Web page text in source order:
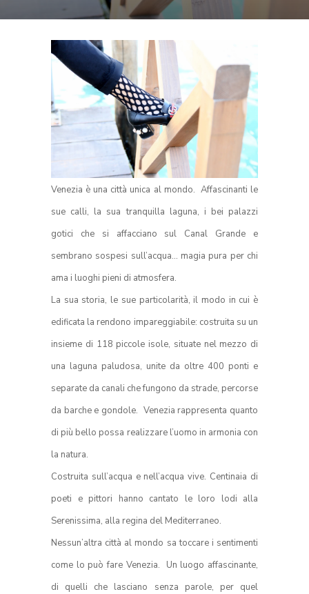
Venezia è una città unica al mondo. Affascinanti le
sue calli, la sua tranquilla laguna, i bei palazzi
gotici che si affacciano sul Canal Grande e
sembrano sospesi sull’acqua… magia pura per chi
ama i luoghi pieni di atmosfera.
La sua storia, le sue particolarità, il modo in cui è
edificata la rendono impareggiabile: costruita su un
insieme di 118 piccole isole, situate nel mezzo di
una laguna paludosa, unite da oltre 400 ponti e
separate da canali che fungono da strade, percorse
da barche e gondole. Venezia rappresenta quanto
di più bello possa realizzare l’uomo in armonia con
la natura.
Costruita sull’acqua e nell’acqua vive. Centinaia di
poeti e pittori hanno cantato le loro lodi alla
Serenissima, alla regina del Mediterraneo.
Nessun’altra città al mondo sa toccare i sentimenti
come lo può fare Venezia. Un luogo affascinante,
di quelli che lasciano senza parole, per quel